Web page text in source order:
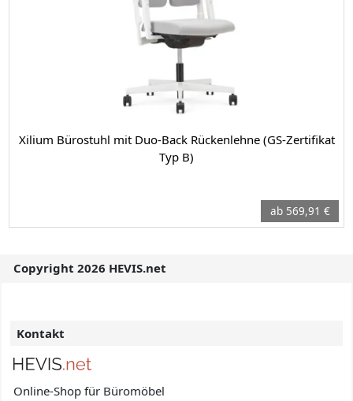
Xilium Bürostuhl mit Duo-Back Rückenlehne (GS-Zertifikat
Typ B)
ab 569,91 €
Copyright 2026 HEVIS.net
Kontakt
Online-Shop für Büromöbel